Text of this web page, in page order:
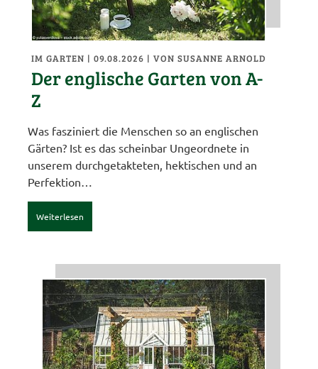
IM GARTEN | 09.08.2026 |VON SUSANNE ARNOLD
Der englische Garten von A-
Z
Was fasziniert die Menschen so an englischen
Gärten? Ist es das scheinbar Ungeordnete in
unserem durchgetakteten, hektischen und an
Perfektion…
Weiterlesen